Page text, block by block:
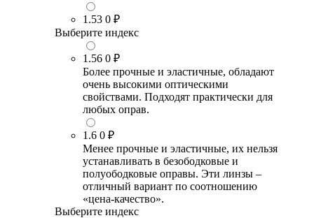
1.53 0 ₽
Выберите индекс
1.56 0 ₽
Более прочные и эластичные, обладают
очень высокими оптическими
свойствами. Подходят практически для
любых оправ.
1.6 0 ₽
Менее прочные и эластичные, их нельзя
устанавливать в безободковые и
полуободковые оправы. Эти линзы –
отличный вариант по соотношению
«цена-качество».
Выберите индекс